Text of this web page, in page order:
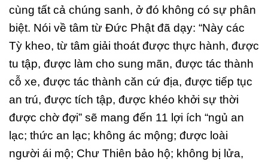
cùng tất cả chúng sanh, ở đó không có sự phân
biệt. Nói về tâm từ Đức Phật đã dạy: “Này các
Tỳ kheo, từ tâm giải thoát được thực hành, được
tu tập, được làm cho sung mãn, được tác thành
cỗ xe, được tác thành căn cứ địa, được tiếp tục
an trú, được tích tập, được khéo khởi sự thời
được chờ đợi” sẽ mang đến 11 lợi ích “ngủ an
lạc; thức an lạc; không ác mộng; được loài
người ái mộ; Chư Thiên bảo hộ; không bị lửa,